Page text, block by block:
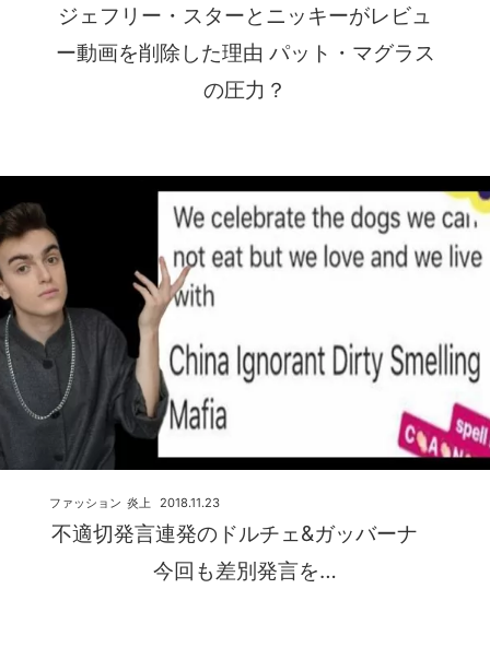
ジェフリー・スターとニッキーがレビュ
ー動画を削除した理由 パット・マグラス
の圧力？
不適切発言連発のドルチェ&ガッバーナ
今回も差別発言を…
2018.11.23
ファッション 炎上